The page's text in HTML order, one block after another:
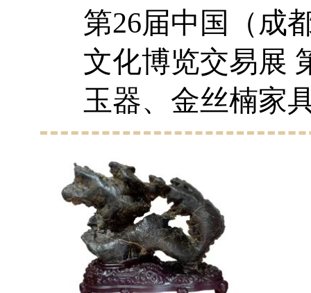
第26届中国（成
文化博览交易展
玉器、金丝楠家
奇石、盆景、鲜
绿植、宠物交易
2026年9月19日
地点： 成都温江